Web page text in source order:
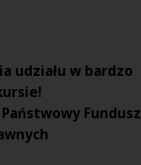
udziału w bardzo
Fundusz